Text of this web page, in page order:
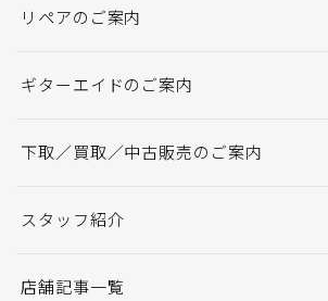
リペアのご案内
ギターエイドのご案内
下取／買取／中古販売のご案内
スタッフ紹介
店舗記事一覧